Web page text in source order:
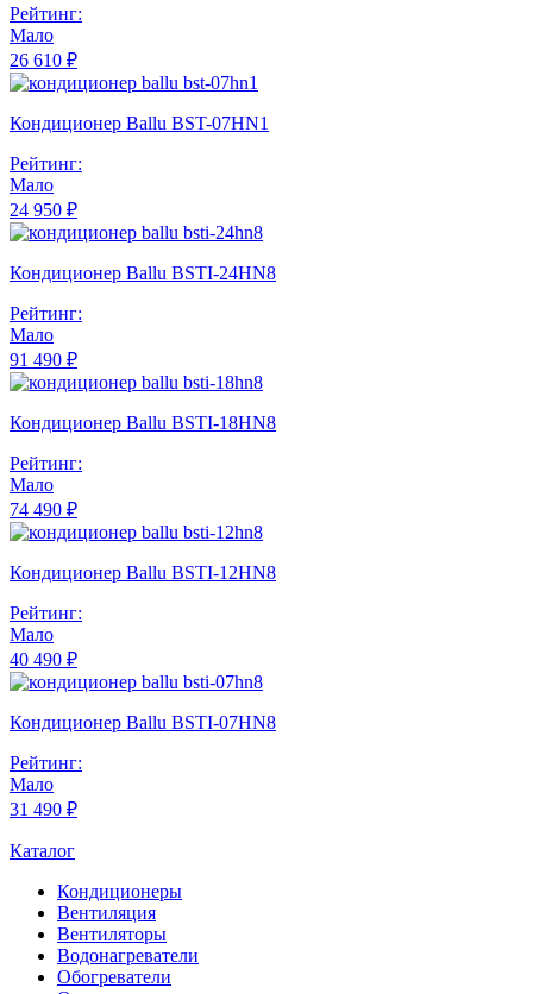
Рейтинг:
Мало
26 610 ₽
Кондиционер Ballu BST-07HN1
Рейтинг:
Мало
24 950 ₽
Кондиционер Ballu BSTI-24HN8
Рейтинг:
Мало
91 490 ₽
Кондиционер Ballu BSTI-18HN8
Рейтинг:
Мало
74 490 ₽
Кондиционер Ballu BSTI-12HN8
Рейтинг:
Мало
40 490 ₽
Кондиционер Ballu BSTI-07HN8
Рейтинг:
Мало
31 490 ₽
Каталог
Кондиционеры
Вентиляция
Вентиляторы
Водонагреватели
Обогреватели